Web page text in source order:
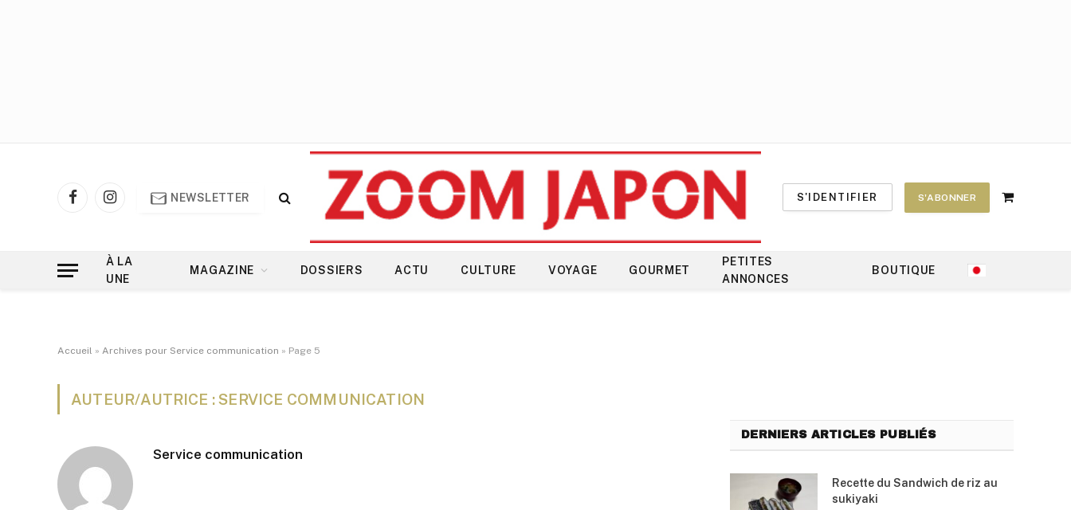
FacebookInstagram
NEWSLETTER S'IDENTIFIER S'ABONNER
Shopping
À LA
UNE
MAGAZINE DOSSIERS ACTU CULTURE VOYAGE GOURMET
PETITES
ANNONCES
BOUTIQUE
Accueil » Archives pour Service communication » Page 5
AUTEUR/AUTRICE : SERVICE COMMUNICATION
Service communication
DERNIERS ARTICLES PUBLIÉS
Recette du Sandwich de riz au
sukiyaki